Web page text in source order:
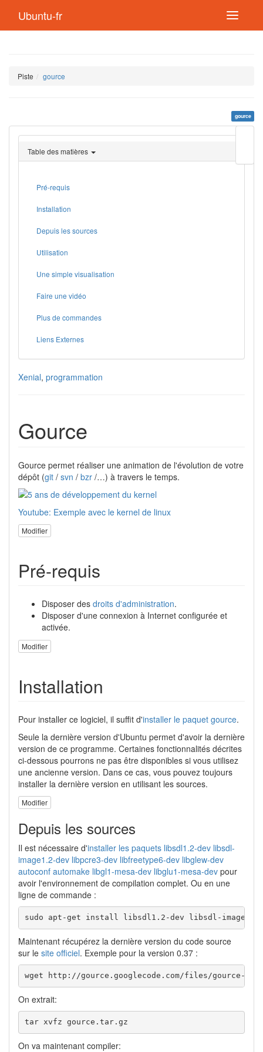
Ubuntu-fr
Piste gource
gource
page
Table des matières
Pré-requis
Installation
Depuis les sources
Utilisation
Une simple visualisation
Faire une vidéo
Plus de commandes
Liens Externes
Xenial, programmation
Gource
Gource permet réaliser une animation de l'évolution de votre
dépôt (git / svn / bzr /…) à travers le temps.
Youtube: Exemple avec le kernel de linux
Modifier
Pré-requis
Disposer des droits d'administration.
Disposer d'une connexion à Internet configurée et
activée.
Modifier
Installation
Pour installer ce logiciel, il suffit d'installer le paquet gource.
Seule la dernière version d'Ubuntu permet d'avoir la dernière
version de ce programme. Certaines fonctionnalités décrites
ci-dessous pourrons ne pas être disponibles si vous utilisez
une ancienne version. Dans ce cas, vous pouvez toujours
installer la dernière version en utilisant les sources.
Modifier
Depuis les sources
Il est nécessaire d'installer les paquets libsdl1.2-dev libsdl-
image1.2-dev libpcre3-dev libfreetype6-dev libglew-dev
autoconf automake libgl1-mesa-dev libglu1-mesa-dev pour
avoir l'environnement de compilation complet. Ou en une
ligne de commande :
sudo apt-get install libsdl1.2-dev libsdl-image1.2-
Maintenant récupérez la dernière version du code source
sur le site officiel. Exemple pour la version 0.37 :
wget http://gource.googlecode.com/files/gource-
On extrait:
tar xvfz gource.tar.gz
On va maintenant compiler: